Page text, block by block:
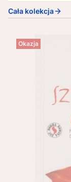
Cała kolekcja
Okazja